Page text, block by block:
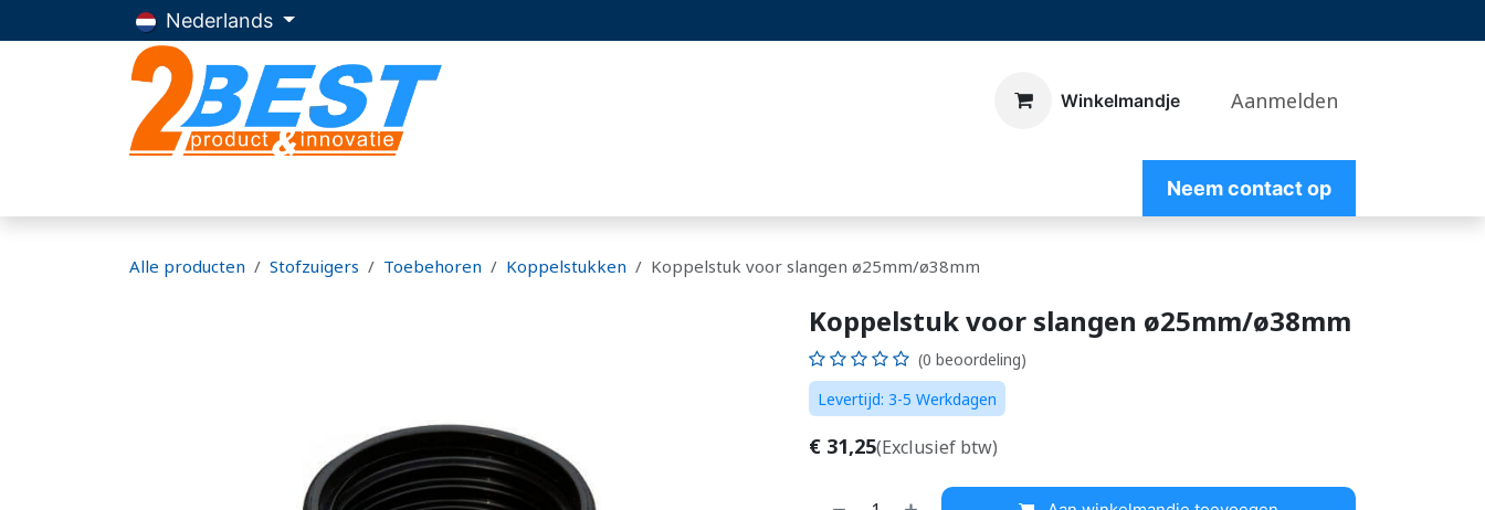
Overslaan naar inhoudNederlands
​Winkelmandje Aanmelden
Neem contact op
Alle producten Stofzuigers Toebehoren Koppelstukken Koppelstuk voor slangen ø25mm/ø38mm
Koppelstuk voor slangen ø25mm/ø38mm
(0 beoordeling)
Levertijd: 3-5 Werkdagen
€ 31,25(Exclusief btw)